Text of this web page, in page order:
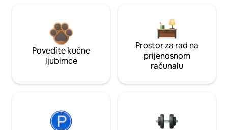
Povedite kućne
ljubimce
Prostor za rad na
prijenosnom
računalu